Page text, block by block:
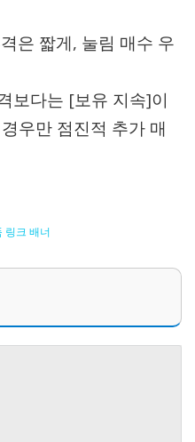
은 짧게, 눌림 매수 우
보다는 [보유 지속]이
우만 점진적 추가 매